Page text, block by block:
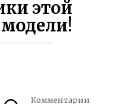
этой
Комментарии